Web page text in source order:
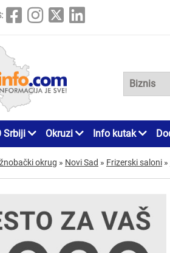
Srbiji Okruzi Info kutak
okrug » Novi Sad » Frizerski saloni »